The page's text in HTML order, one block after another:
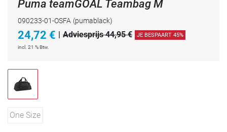
Puma teamGOAL Teambag M
090233-01-OSFA (pumablack)
24,72 € Adviesprijs 44,95 € JE BESPAART 45%
incl. 21 % Btw.
One Size